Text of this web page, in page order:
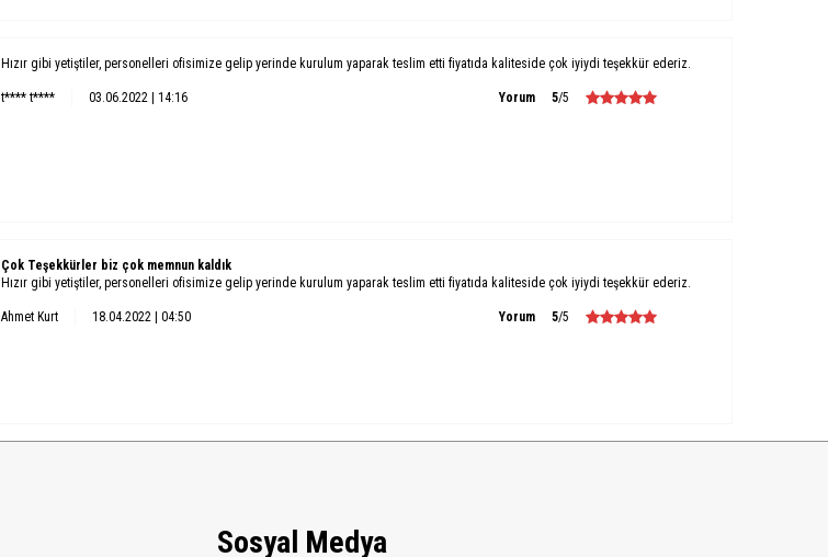
Hızır gibi yetiştiler, personelleri ofisimize gelip yerinde kurulum yaparak teslim etti fiyatıda kaliteside çok iyiydi teşekkür ederiz.
t**** t**** 03.06.2022 | 14:16 Yorum 5/5
Çok Teşekkürler biz çok memnun kaldık
Hızır gibi yetiştiler, personelleri ofisimize gelip yerinde kurulum yaparak teslim etti fiyatıda kaliteside çok iyiydi teşekkür ederiz.
Ahmet Kurt 18.04.2022 | 04:50 Yorum 5/5
Sosyal Medya